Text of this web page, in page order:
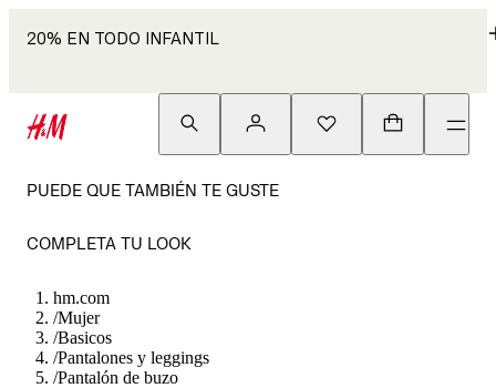
20% EN TODO INFANTIL
PUEDE QUE TAMBIÉN TE GUSTE
COMPLETA TU LOOK
hm.com
/Mujer
/Basicos
/Pantalones y leggings
/Pantalón de buzo